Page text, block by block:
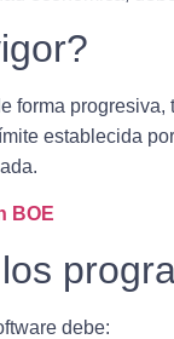
forma
establecida
BOE
debe: